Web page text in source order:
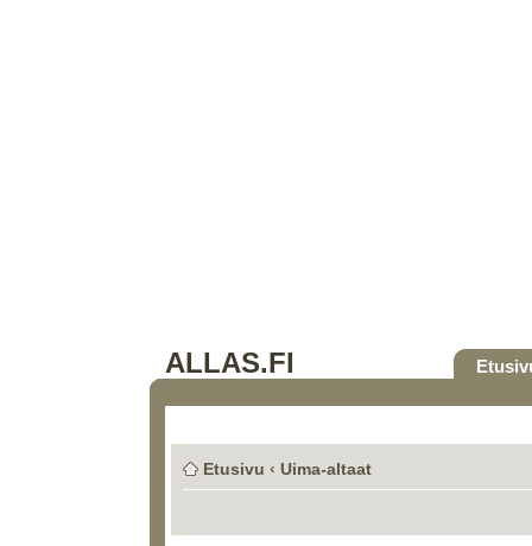
ALLAS.FI
Etusivu ‹ Uima-altaat